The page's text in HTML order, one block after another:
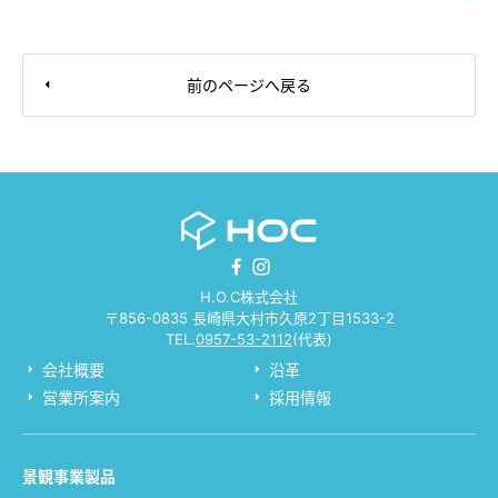
前のページへ戻る
H.O.C株式会社
〒856-0835 長崎県大村市久原2丁目1533-2
TEL.0957-53-2112(代表)
会社概要
沿革
営業所案内
採用情報
景観事業製品